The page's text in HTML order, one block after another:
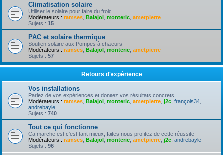
Climatisation solaire
Utiliser le solaire pour faire du froid.
Modérateurs : ramses Balajol monteric ametpierre
Sujets : 15
PAC et solaire thermique
Soutien solaire aux Pompes à chaleurs
Modérateurs : ramses Balajol monteric ametpierre
Sujets : 57
Retours d'expérience
Vos installations
Parlez de vos expériences et donnez vos résultats concrets.
Modérateurs : ramses Balajol monteric ametpierre j2c françois34
andrebayle
Sujets : 740
Tout ce qui fonctionne
Ca marche est c'est tant mieux, faites nous profitez de cette réussite
Modérateurs : ramses Balajol monteric ametpierre j2c andrebayle
Sujets : 96